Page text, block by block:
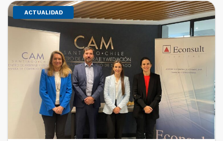
ACTUALIDAD